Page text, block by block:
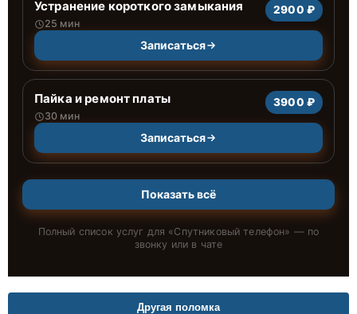
Устранение короткого замыкания
25 мин
2900 ₽
Записаться
Пайка и ремонт платы
30 мин
3900 ₽
Записаться
Показать всё
Полный список услуг для «Спутниковый телефон» — по
звонку или в чате
Другая поломка